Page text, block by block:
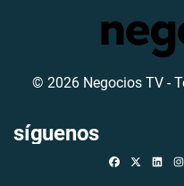
© 2026 Negocios TV -
síguenos
Facebook